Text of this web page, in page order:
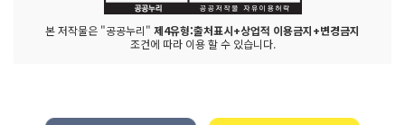
본 저작물은 "공공누리" 제4유형:출처표시+상업적 이용금지+변경금지
조건에 따라 이용 할 수 있습니다.